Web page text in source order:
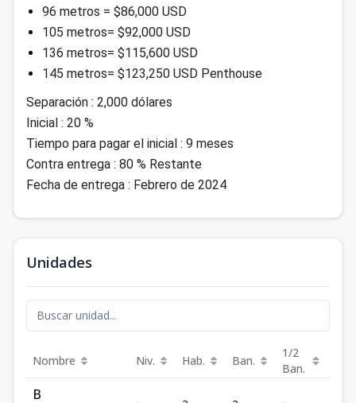
96 metros = $86,000 USD
105 metros= $92,000 USD
136 metros= $115,600 USD
145 metros= $123,250 USD Penthouse
Separación : 2,000 dólares
Inicial : 20 %
Tiempo para pagar el inicial : 9 meses
Contra entrega : 80 % Restante
Fecha de entrega : Febrero de 2024
Unidades
Nombre Niv. Hab. Ban.
1/2
Ban.
B